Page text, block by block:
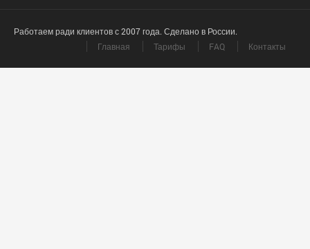
Работаем ради клиентов с 2007 года. Сделано в России.
Главная
Тарифы FAQ Контакты